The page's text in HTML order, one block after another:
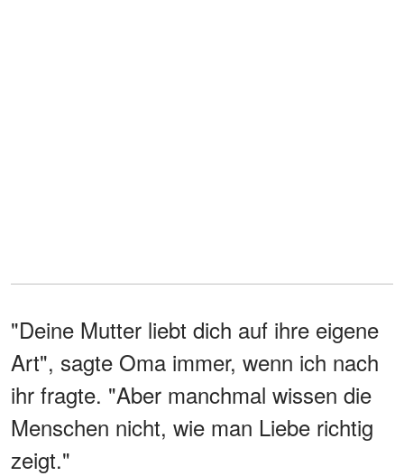
"Deine Mutter liebt dich auf ihre eigene
Art", sagte Oma immer, wenn ich nach
ihr fragte. "Aber manchmal wissen die
Menschen nicht, wie man Liebe richtig
zeigt."